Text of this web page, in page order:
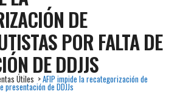
DE
POR FALTA DE
DE DDJJS
Útiles >AFIP impide la recategorización de
de DDJJs